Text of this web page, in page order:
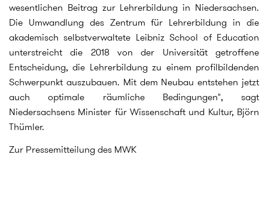
wesentlichen Beitrag zur Lehrerbildung in Niedersachsen.
Die Umwandlung des Zentrum für Lehrerbildung in die
akademisch selbstverwaltete Leibniz School of Education
unterstreicht die 2018 von der Universität getroffene
Entscheidung, die Lehrerbildung zu einem profilbildenden
Schwerpunkt auszubauen. Mit dem Neubau entstehen jetzt
auch optimale räumliche Bedingungen", sagt
Niedersachsens Minister für Wissenschaft und Kultur, Björn
Thümler.
Zur Pressemitteilung des MWK